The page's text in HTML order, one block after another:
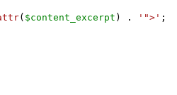
( $content_excerpt ) . '">' ;